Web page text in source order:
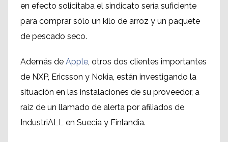
en efecto solicitaba el sindicato sería suficiente
para comprar sólo un kilo de arroz y un paquete
de pescado seco.
Además de Apple , otros dos clientes importantes
de NXP, Ericsson y Nokia, están investigando la
situación en las instalaciones de su proveedor, a
raíz de un llamado de alerta por afiliados de
IndustriALL en Suecia y Finlandia.